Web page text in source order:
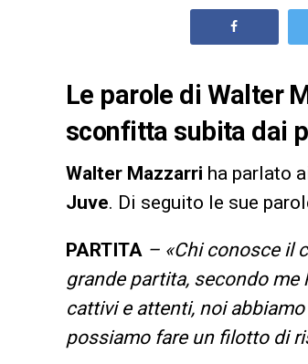
Le parole di Walter
sconfitta subita dai
Walter Mazzarri ha parlato
Juve. Di seguito le sue
PARTITA – «Chi conosce il
grande partita, secondo
cattivi e attenti, noi
possiamo fare un filotto di